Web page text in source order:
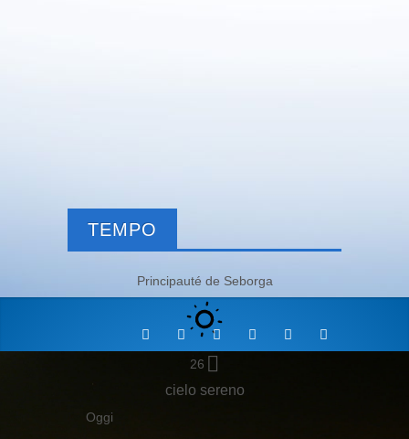
TEMPO
Principauté de Seborga
26
cielo sereno
Oggi